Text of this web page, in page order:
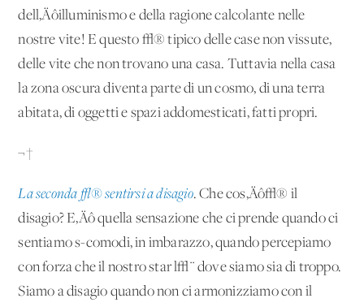
dell‚Äôilluminismo e della ragione calcolante nelle
nostre vite! E questo √® tipico delle case non vissute,
delle vite che non trovano una casa. Tuttavia nella casa
la zona oscura diventa parte di un cosmo, di una terra
abitata, di oggetti e spazi addomesticati, fatti propri.
¬†
La seconda √® sentirsi a disagio. Che cos‚Äô√® il
disagio? E‚Äô quella sensazione che ci prende quando ci
sentiamo s-comodi, in imbarazzo, quando percepiamo
con forza che il nostro star l√¨ dove siamo sia di troppo.
Siamo a disagio quando non ci armonizziamo con il